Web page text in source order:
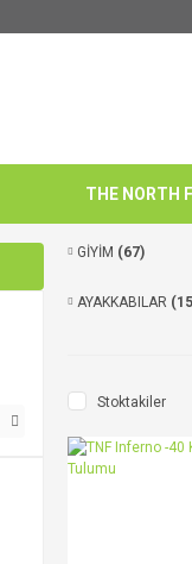
THE NORTH
GİYİM (67)
AYAKKABILAR
Stoktakiler